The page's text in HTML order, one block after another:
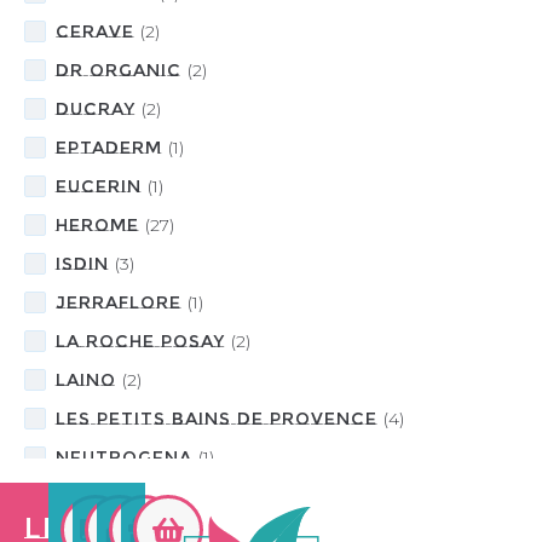
CeraVe (2)
DR ORGANIC (2)
DUCRAY (2)
EPTADERM (1)
Eucerin (1)
HEROME (27)
ISDIN (3)
JERRAFLORE (1)
LA ROCHE POSAY (2)
LAINO (2)
LES PETITS BAINS DE PROVENCE (4)
NEUTROGENA (1)
(1)
NOVASKIN (1)
Les